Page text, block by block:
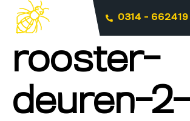
0314 - 662419
rooster-
deuren-2-